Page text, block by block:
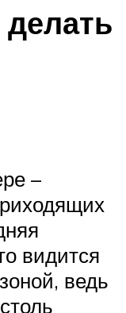
–
видится
ведь